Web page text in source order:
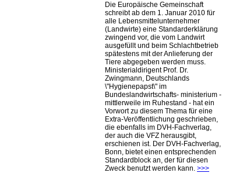
Die Europäische Gemeinschaft
schreibt ab dem 1. Januar 2010 für
alle Lebensmittelunternehmer
(Landwirte) eine Standarderklärung
zwingend vor, die vom Landwirt
ausgefüllt und beim Schlachtbetrieb
spätestens mit der Anlieferung der
Tiere abgegeben werden muss.
Ministerialdirigent Prof. Dr.
Zwingmann, Deutschlands
\"Hygienepapst\" im
Bundeslandwirtschafts- ministerium -
mittlerweile im Ruhestand - hat ein
Vorwort zu diesem Thema für eine
Extra-Veröffentlichung geschrieben,
die ebenfalls im DVH-Fachverlag,
der auch die VFZ herausgibt,
erschienen ist. Der DVH-Fachverlag,
Bonn, bietet einen entsprechenden
Standardblock an, der für diesen
Zweck benutzt werden kann. >>>